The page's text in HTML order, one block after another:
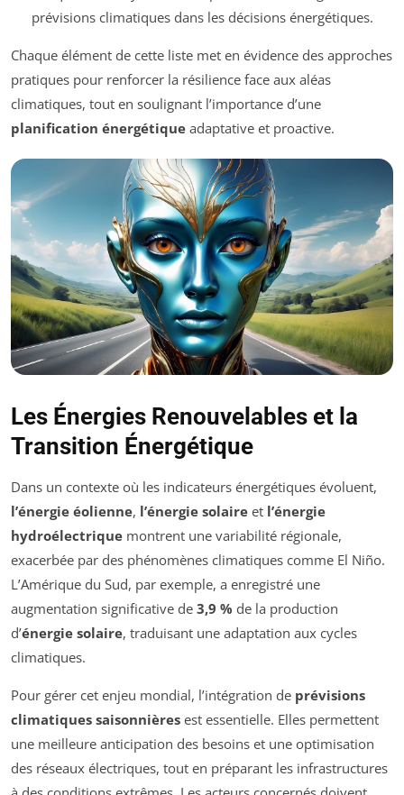
prévisions climatiques dans les décisions énergétiques.
Chaque élément de cette liste met en évidence des approches
pratiques pour renforcer la résilience face aux aléas
climatiques, tout en soulignant l’importance d’une
planification énergétique adaptative et proactive.
Les Énergies Renouvelables et la
Transition Énergétique
Dans un contexte où les indicateurs énergétiques évoluent,
l’énergie éolienne, l’énergie solaire et l’énergie
hydroélectrique montrent une variabilité régionale,
exacerbée par des phénomènes climatiques comme El Niño.
L’Amérique du Sud, par exemple, a enregistré une
augmentation significative de 3,9 % de la production
d’énergie solaire, traduisant une adaptation aux cycles
climatiques.
Pour gérer cet enjeu mondial, l’intégration de prévisions
climatiques saisonnières est essentielle. Elles permettent
une meilleure anticipation des besoins et une optimisation
des réseaux électriques, tout en préparant les infrastructures